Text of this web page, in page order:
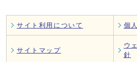
サイト利用について 個
サイトマップ
ウ
針